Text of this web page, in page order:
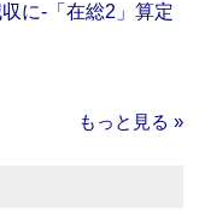
に‐「在総2」算定
もっと見る »